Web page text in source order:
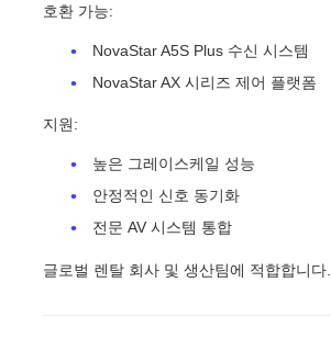
호환 가능:
NovaStar A5S Plus 수신 시스템
NovaStar AX 시리즈 제어 플랫폼
지원:
높은 그레이스케일 성능
안정적인 신호 동기화
전문 AV ​​시스템 통합
글로벌 렌탈 회사 및 생산팀에 적합합니다.